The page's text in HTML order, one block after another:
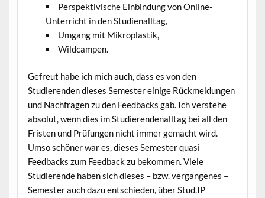
Perspektivische Einbindung von Online-
Unterricht in den Studienalltag,
Umgang mit Mikroplastik,
Wildcampen.
Gefreut habe ich mich auch, dass es von den
Studierenden dieses Semester einige Rückmeldungen
und Nachfragen zu den Feedbacks gab. Ich verstehe
absolut, wenn dies im Studierendenalltag bei all den
Fristen und Prüfungen nicht immer gemacht wird.
Umso schöner war es, dieses Semester quasi
Feedbacks zum Feedback zu bekommen. Viele
Studierende haben sich dieses – bzw. vergangenes –
Semester auch dazu entschieden, über Stud.IP